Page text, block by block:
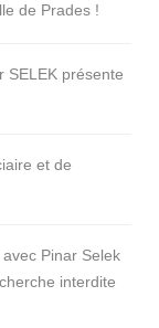
de Prades !
SELEK présente
et de
Pinar Selek
interdite